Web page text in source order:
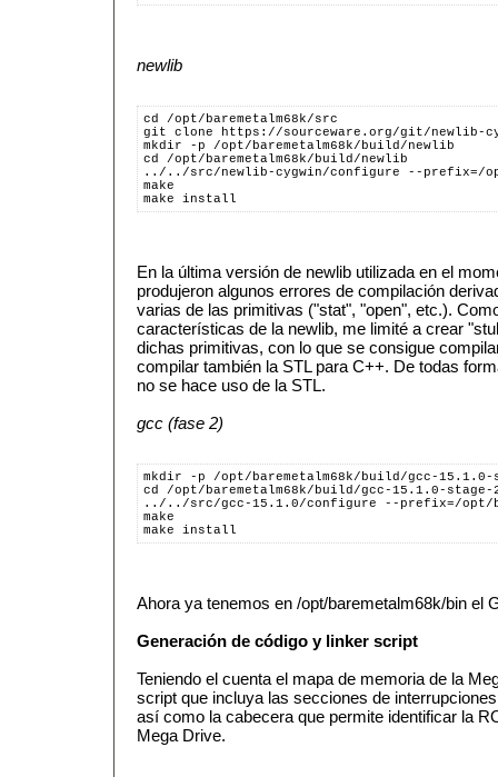
newlib
cd /opt/baremetalm68k/src
git clone https://sourceware.org/git/newlib-
mkdir -p /opt/baremetalm68k/build/newlib
cd /opt/baremetalm68k/build/newlib
../../src/newlib-cygwin/configure --prefix=/
make
make install
En la última versión de newlib utilizada en el
produjeron algunos errores de compilación
varias de las primitivas ("stat", "open", etc.).
características de la newlib, me limité a crear
dichas primitivas, con lo que se consigue
compilar también la STL para C++. De todas
no se hace uso de la STL.
gcc (fase 2)
mkdir -p /opt/baremetalm68k/build/gcc-15.1.0-
cd /opt/baremetalm68k/build/gcc-15.1.0-stage-
../../src/gcc-15.1.0/configure --prefix=/opt/
make
make install
Ahora ya tenemos en /opt/baremetalm68k/bin el
Generación de código y linker script
Teniendo el cuenta el mapa de memoria de la
script que incluya las secciones de
así como la cabecera que permite identificar la
Mega Drive.